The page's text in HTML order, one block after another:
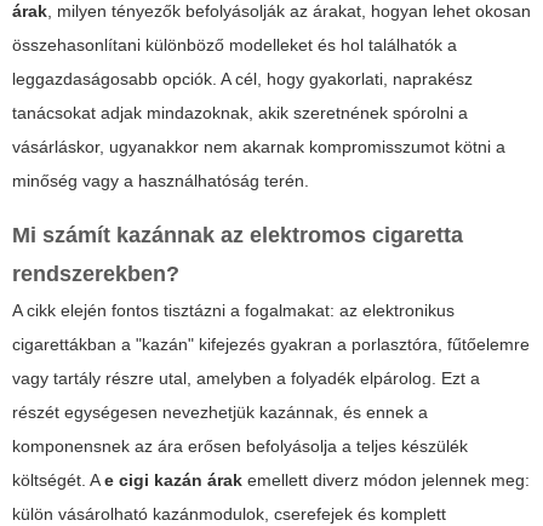
árak, milyen tényezők befolyásolják az árakat, hogyan lehet okosan
összehasonlítani különböző modelleket és hol találhatók a
leggazdaságosabb opciók. A cél, hogy gyakorlati, naprakész
tanácsokat adjak mindazoknak, akik szeretnének spórolni a
vásárláskor, ugyanakkor nem akarnak kompromisszumot kötni a
minőség vagy a használhatóság terén.
Mi számít kazánnak az elektromos cigaretta
rendszerekben?
A cikk elején fontos tisztázni a fogalmakat: az elektronikus
cigarettákban a "kazán" kifejezés gyakran a porlasztóra, fűtőelemre
vagy tartály részre utal, amelyben a folyadék elpárolog. Ezt a
részét egységesen nevezhetjük kazánnak, és ennek a
komponensnek az ára erősen befolyásolja a teljes készülék
költségét. Ae cigi kazán árak emellett diverz módon jelennek meg:
külön vásárolható kazánmodulok, cserefejek és komplett